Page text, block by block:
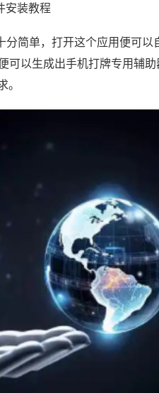
安装教程
分简单，打开这个应用便可以
可以生成出手机打牌专用辅